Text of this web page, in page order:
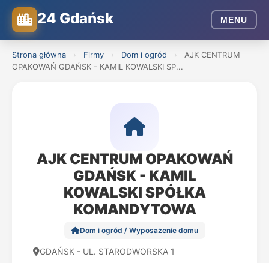
24 Gdańsk MENU
Strona główna › Firmy › Dom i ogród ›
AJK CENTRUM
OPAKOWAŃ GDAŃSK - KAMIL KOWALSKI SP...
AJK CENTRUM OPAKOWAŃ
GDAŃSK - KAMIL
KOWALSKI SPÓŁKA
KOMANDYTOWA
Dom i ogród / Wyposażenie domu
GDAŃSK - UL. STARODWORSKA 1